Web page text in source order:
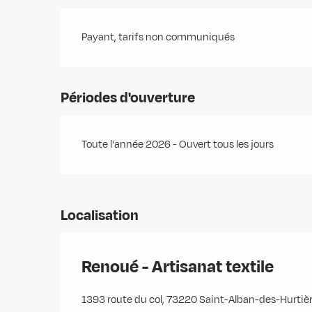
Payant, tarifs non communiqués
Périodes d'ouverture
Toute l'année 2026 - Ouvert tous les jours
Localisation
Renoué - Artisanat textile
1393 route du col, 73220 Saint-Alban-des-